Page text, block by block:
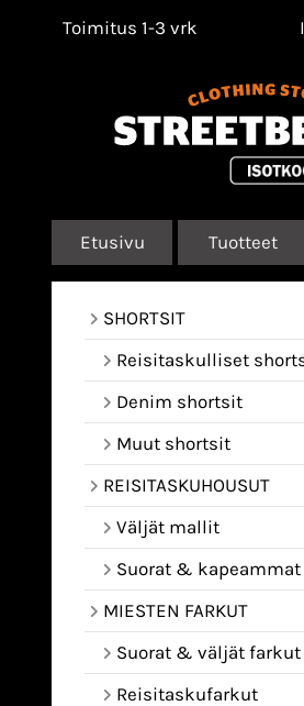
Toimitus 1-3 vrk
Etusivu Tuotteet
SHORTSIT
Reisitaskulliset
Denim shortsit
Muut shortsit
REISITASKUHOUSUT
Väljät mallit
Suorat & kapeammat mallit
MIESTEN FARKUT
Suorat & väljät farkut
Reisitaskufarkut